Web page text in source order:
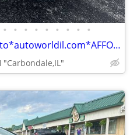
• • • • • • • • •
2015 Ford Fusion SE 2.5L Auto*autoworldil.com*AFFORDABLE & MAINTAINED
"Carbondale,IL"